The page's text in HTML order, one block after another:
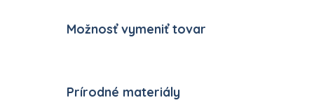
Možnosť vymeniť tovar
Prírodné materiály